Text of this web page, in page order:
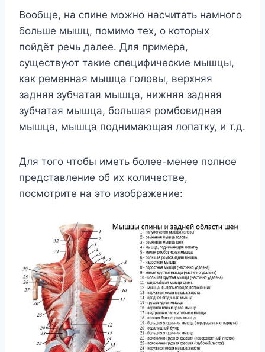
Вообще, на спине можно насчитать намного
больше мышц, помимо тех, о которых
пойдёт речь далее. Для примера,
существуют такие специфические мышцы,
как ременная мышца головы, верхняя
задняя зубчатая мышца, нижняя задняя
зубчатая мышца, большая ромбовидная
мышца, мышца поднимающая лопатку, и т.д.
Для того чтобы иметь более-менее полное
представление об их количестве,
посмотрите на это изображение: